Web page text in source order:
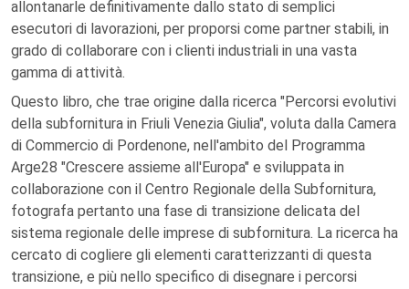
allontanarle definitivamente dallo stato di semplici
esecutori di lavorazioni, per proporsi come partner stabili, in
grado di collaborare con i clienti industriali in una vasta
gamma di attività.
Questo libro, che trae origine dalla ricerca "Percorsi evolutivi
della subfornitura in Friuli Venezia Giulia", voluta dalla Camera
di Commercio di Pordenone, nell'ambito del Programma
Arge28 "Crescere assieme all'Europa" e sviluppata in
collaborazione con il Centro Regionale della Subfornitura,
fotografa pertanto una fase di transizione delicata del
sistema regionale delle imprese di subfornitura. La ricerca ha
cercato di cogliere gli elementi caratterizzanti di questa
transizione, e più nello specifico di disegnare i percorsi